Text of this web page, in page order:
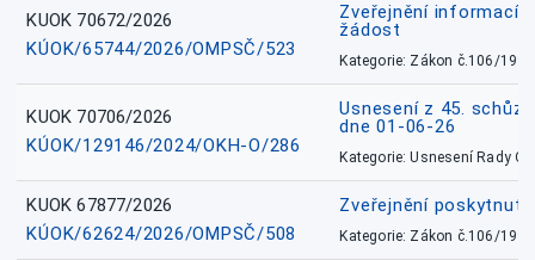
KUOK 70672/2026
KÚOK/65744/2026/OMPSČ/523
Zveřejnění informací
žádost
Kategorie: Zákon č.106/1999
KUOK 70706/2026
KÚOK/129146/2024/OKH-O/286
Usnesení z 45.
dne 01-06-26
Kategorie: Usnesení Rady
KUOK 67877/2026
KÚOK/62624/2026/OMPSČ/508
Zveřejnění
Kategorie: Zákon č.106/1999